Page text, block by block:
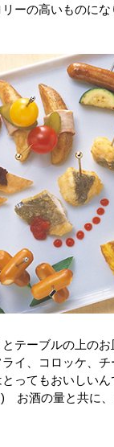
ーの高いものに
テーブルの上の
イ、コロッケ、
ってもおいしい
お酒の量と共に